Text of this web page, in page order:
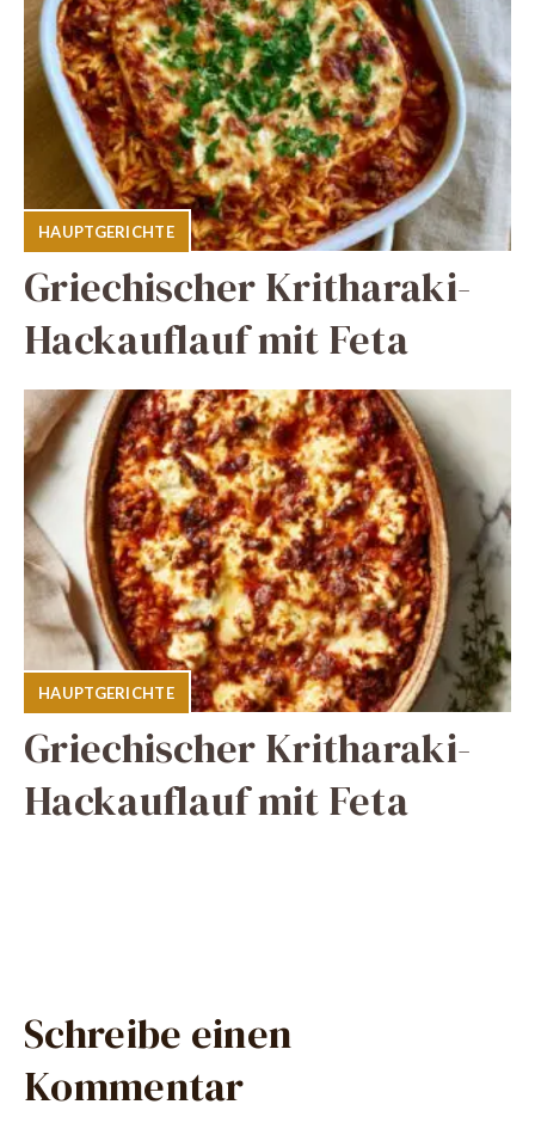
HAUPTGERICHTE
Griechischer Kritharaki-
Hackauflauf mit Feta
HAUPTGERICHTE
Griechischer Kritharaki-
Hackauflauf mit Feta
Schreibe einen
Kommentar